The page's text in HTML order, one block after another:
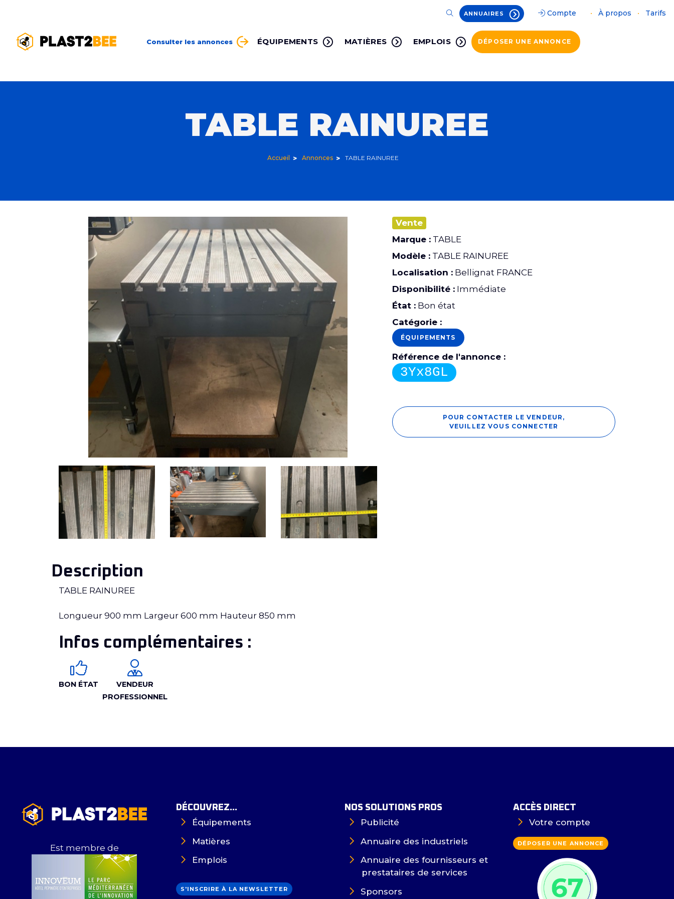
ANNUAIRES Compte • À propos • Tarifs
Consulter les annonces ÉQUIPEMENTS MATIÈRES EMPLOIS DÉPOSER UNE ANNONCE
TABLE RAINUREE
Accueil Annonces TABLE RAINUREE
Vente
Marque : TABLE
Modèle : TABLE RAINUREE
Localisation : Bellignat FRANCE
Disponibilité : Immédiate
État : Bon état
Catégorie :
ÉQUIPEMENTS
Référence de l'annonce :
3Yx8GL
POUR CONTACTER LE VENDEUR,
VEUILLEZ VOUS CONNECTER
Description
TABLE RAINUREE
Longueur 900 mm Largeur 600 mm Hauteur 850 mm
Infos complémentaires :
BON ÉTAT
VENDEUR
PROFESSIONNEL
Est membre de
DÉCOUVREZ...
Équipements
Matières
Emplois
S'INSCRIRE À LA NEWSLETTER
NOS SOLUTIONS PROS
Publicité
Annuaire des industriels
Annuaire des fournisseurs et
prestataires de services
Sponsors
ACCÈS DIRECT
Votre compte
DÉPOSER UNE ANNONCE